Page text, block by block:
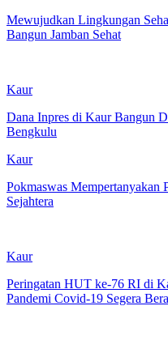
Mewujudkan Lingkungan
Bangun Jamban Sehat
Kaur
Dana Inpres di Kaur Bangun
Bengkulu
Kaur
Pokmaswas Mempertanyakan
Sejahtera
Kaur
Peringatan HUT ke-76 RI di
Pandemi Covid-19 Segera